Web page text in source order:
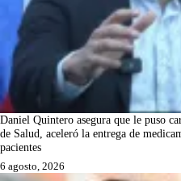
Daniel Quintero asegura que le puso
de Salud, aceleró la entrega de
pacientes
6 agosto, 2026